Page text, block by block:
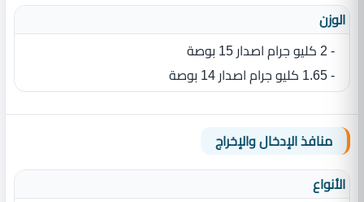
الوزن
- 2 كليو جرام اصدار 15 بوصة
- 1.65 كليو جرام اصدار 14 بوصة
منافذ الإدخال والإخراج
الأنواع